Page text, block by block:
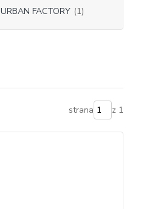
URBAN FACTORY (1)
strana z 1